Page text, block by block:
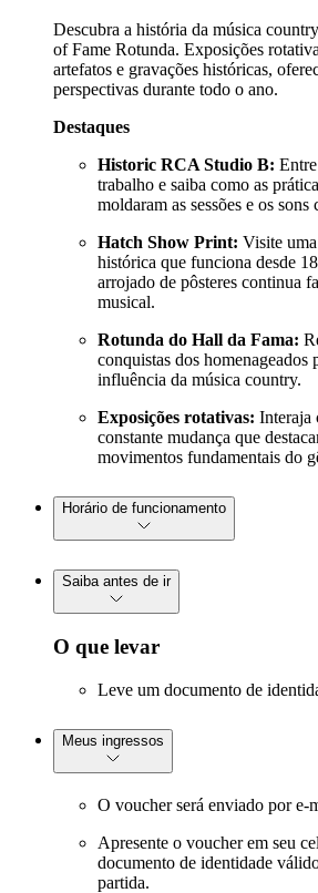
Descubra a história da música
of Fame Rotunda. Exposições
artefatos e gravações históricas,
perspectivas durante todo o ano.
Destaques
Historic RCA Studio B:
trabalho e saiba como as
moldaram as sessões e os sons
Hatch Show Print: Visite
histórica que funciona desde
arrojado de pôsteres continua
musical.
Rotunda do Hall da Fama:
conquistas dos homenageados
influência da música country.
Exposições rotativas: Interaja
constante mudança que
movimentos fundamentais do
Horário de funcionamento
Saiba antes de ir
O que levar
Leve um documento de
Meus ingressos
O voucher será enviado por e-
Apresente o voucher em seu
documento de identidade
partida.